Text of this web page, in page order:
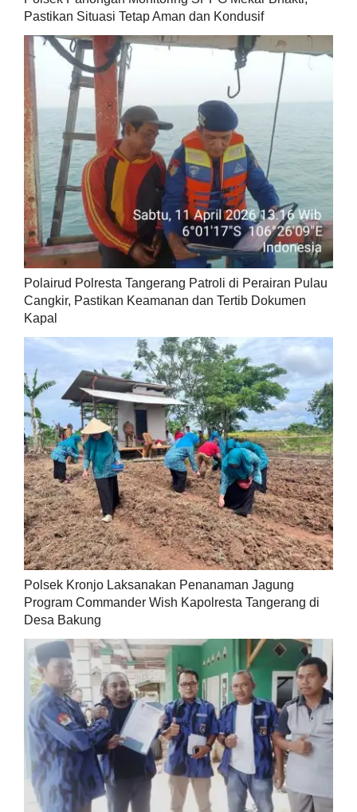
Pastikan Situasi Tetap Aman dan Kondusif
Polairud Polresta Tangerang Patroli di Perairan Pulau
Cangkir, Pastikan Keamanan dan Tertib Dokumen
Kapal
Polsek Kronjo Laksanakan Penanaman Jagung
Program Commander Wish Kapolresta Tangerang di
Desa Bakung